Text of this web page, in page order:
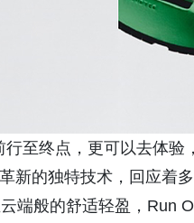
至终点，更可以去体
新的独特技术，回应着
端般的舒适轻盈，Run